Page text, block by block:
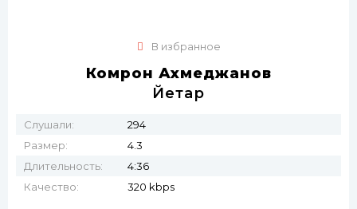
В избранное
Комрон Ахмеджанов
Йетар
Слушали:
294
Размер:
4.3
Длительность:
4:36
Качество:
320 kbps